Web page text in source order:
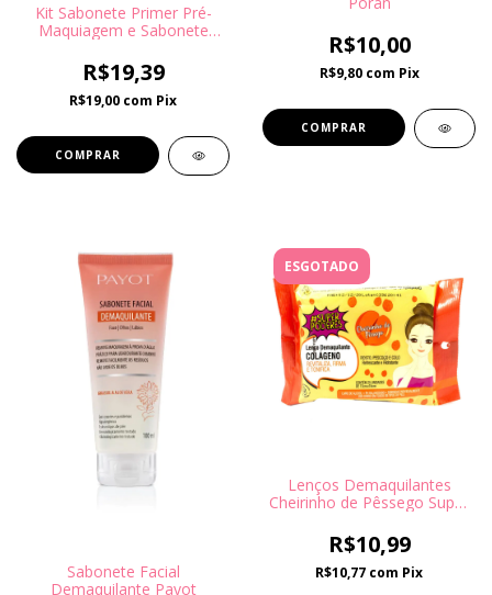
Kit Sabonete Primer Pré-
Maquiagem e Sabonete
Maquiagem - DermaChem
R$19,39
R$19,00 com Pix
R$10,00
R$9,80 com Pix
Sabonete Facial
Demaquilante Payot
ESGOTADO
Lenços Demaquilantes
Cheirinho de Pêssego Super
R$10,99
R$10,77 com Pix